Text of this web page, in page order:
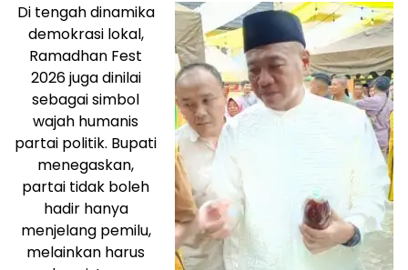
Di tengah dinamika
demokrasi lokal,
Ramadhan Fest
2026 juga dinilai
sebagai simbol
wajah humanis
partai politik. Bupati
menegaskan,
partai tidak boleh
hadir hanya
menjelang pemilu,
melainkan harus